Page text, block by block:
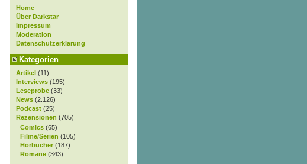
Home
Über Darkstar
Impressum
Moderation
Datenschutzerklärung
Kategorien
Artikel (11)
Interviews (195)
Leseprobe (33)
News (2.126)
Podcast (25)
Rezensionen (705)
Comics (65)
Filme/Serien (105)
Hörbücher (187)
Romane (343)